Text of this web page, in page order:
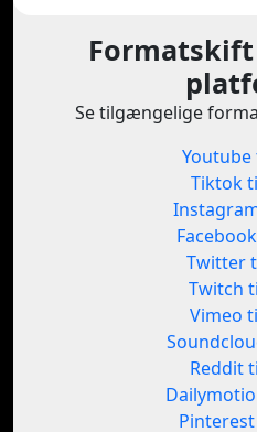
Se tilgængelige
Youtube
Tiktok
Twitter
Twitch
Vimeo
Reddit